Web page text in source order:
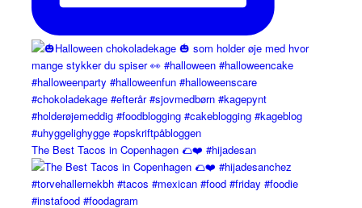
The Best Tacos in Copenhagen 🌮❤️ #hijadesan